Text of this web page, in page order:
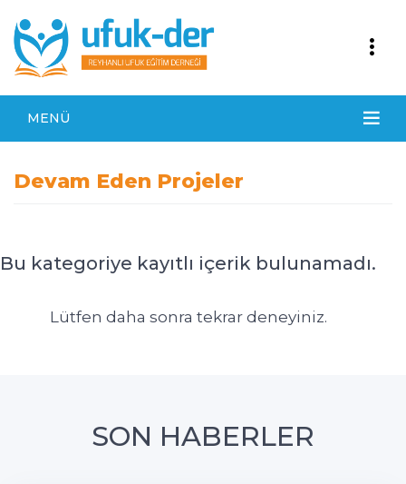
MENÜ
Devam Eden Projeler
Bu kategoriye kayıtlı içerik bulunamadı.
Lütfen daha sonra tekrar deneyiniz.
SON HABERLER